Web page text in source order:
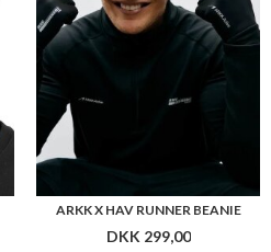
ARKK X HAV RUNNER BEANIE
DKK 299,00